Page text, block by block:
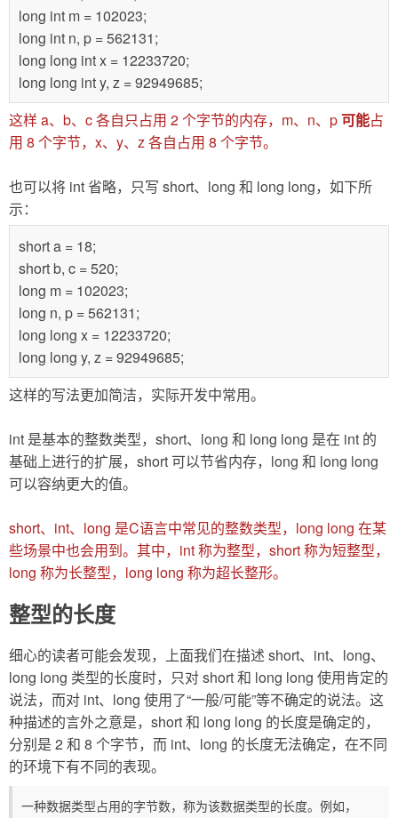
long int m = 102023;
long int n, p = 562131;
long long int x = 12233720;
long long int y, z = 92949685;
这样 a、b、c 各自只占用 2 个字节的内存，m、n、p可能占
用 8 个字节，x、y、z 各自占用 8 个字节。
也可以将 int 省略，只写 short、long 和 long long，如下所
示：
short a = 18;
short b, c = 520;
long m = 102023;
long n, p = 562131;
long long x = 12233720;
long long y, z = 92949685;
这样的写法更加简洁，实际开发中常用。
int 是基本的整数类型，short、long 和 long long 是在 int 的
基础上进行的扩展，short 可以节省内存，long 和 long long
可以容纳更大的值。
short、int、long 是C语言中常见的整数类型，long long 在某
些场景中也会用到。其中，int 称为整型，short 称为短整型，
long 称为长整型，long long 称为超长整形。
整型的长度
细心的读者可能会发现，上面我们在描述 short、int、long、
long long 类型的长度时，只对 short 和 long long 使用肯定的
说法，而对 int、long 使用了“一般/可能”等不确定的说法。这
种描述的言外之意是，short 和 long long 的长度是确定的，
分别是 2 和 8 个字节，而 int、long 的长度无法确定，在不同
的环境下有不同的表现。
一种数据类型占用的字节数，称为该数据类型的长度。例如，